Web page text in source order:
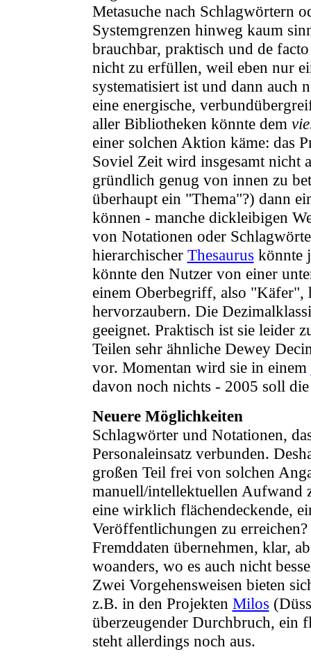
Metasuche nach Schlagwörtern
Systemgrenzen hinweg kaum
brauchbar, praktisch und de
nicht zu erfüllen, weil eben nur
systematisiert ist und dann auch
eine energische,
aller Bibliotheken könnte dem
einer solchen Aktion käme: das
Soviel Zeit wird insgesamt nicht
gründlich genug von innen zu
überhaupt ein "Thema"?) dann
können - manche dickleibigen
von Notationen oder
hierarchischer Thesaurus könnte
könnte den Nutzer von einer
einem Oberbegriff, also "Käfer",
hervorzaubern. Die
geeignet. Praktisch ist sie leider
Teilen sehr ähnliche Dewey
vor. Momentan wird sie in einem
davon noch nichts - 2005 soll
Neuere Möglichkeiten
Schlagwörter und Notationen,
Personaleinsatz verbunden.
großen Teil frei von solchen
manuell/intellektuellen Aufwand
eine wirklich flächendeckende,
Veröffentlichungen zu erreichen?
Fremddaten übernehmen, klar,
woanders, wo es auch nicht
Zwei Vorgehensweisen bieten
z.B. in den Projekten Milos
überzeugender Durchbruch, ein
steht allerdings noch aus.